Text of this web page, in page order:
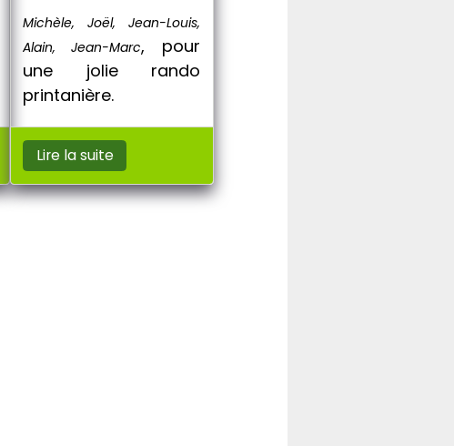
Michèle, Joël, Jean-Louis,
Alain, Jean-Marc, pour
une jolie rando
printanière.
Lire la suite